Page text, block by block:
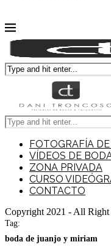
FOTOGRAFÍA
VÍDEOS DE
ZONA PRIVADA
CURSO
CONTACTO
Copyright 2021 - All Right
Tag:
boda de juanjo y miriam